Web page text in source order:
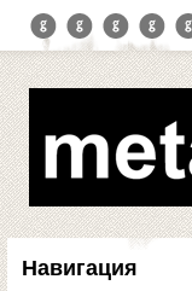
Навигация